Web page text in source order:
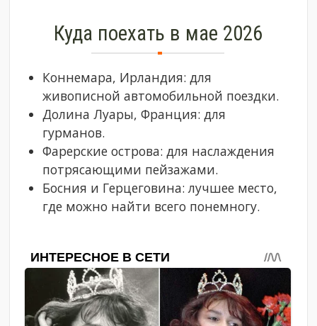
Куда поехать в мае 2026
Коннемара, Ирландия: для
живописной автомобильной поездки.
Долина Луары, Франция: для
гурманов.
Фарерские острова: для наслаждения
потрясающими пейзажами.
Босния и Герцеговина: лучшее место,
где можно найти всего понемногу.